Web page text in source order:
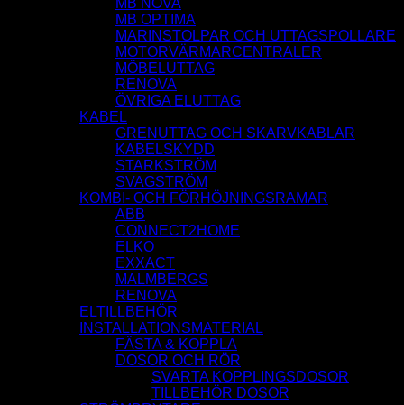
MB NOVA
MB OPTIMA
MARINSTOLPAR OCH UTTAGSPOLLARE
MOTORVÄRMARCENTRALER
MÖBELUTTAG
RENOVA
ÖVRIGA ELUTTAG
KABEL
GRENUTTAG OCH SKARVKABLAR
KABELSKYDD
STARKSTRÖM
SVAGSTRÖM
KOMBI- OCH FÖRHÖJNINGSRAMAR
ABB
CONNECT2HOME
ELKO
EXXACT
MALMBERGS
RENOVA
ELTILLBEHÖR
INSTALLATIONSMATERIAL
FÄSTA & KOPPLA
DOSOR OCH RÖR
SVARTA KOPPLINGSDOSOR
TILLBEHÖR DOSOR